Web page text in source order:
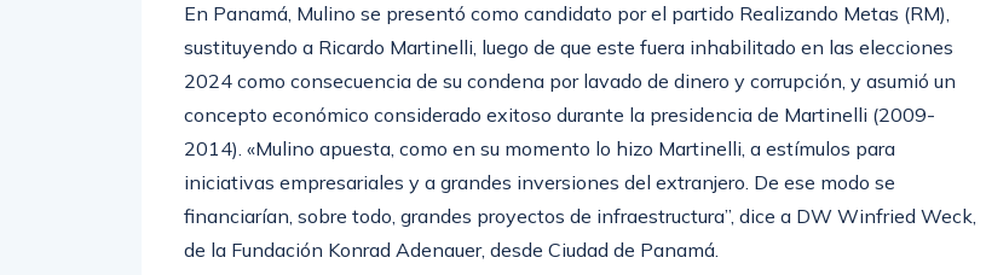
En Panamá, Mulino se presentó como candidato por el partido Realizando Metas (RM),
sustituyendo a Ricardo Martinelli, luego de que este fuera inhabilitado en las elecciones
2024 como consecuencia de su condena por lavado de dinero y corrupción, y asumió un
concepto económico considerado exitoso durante la presidencia de Martinelli (2009-
2014). «Mulino apuesta, como en su momento lo hizo Martinelli, a estímulos para
iniciativas empresariales y a grandes inversiones del extranjero. De ese modo se
financiarían, sobre todo, grandes proyectos de infraestructura”, dice a DW Winfried Weck,
de la Fundación Konrad Adenauer, desde Ciudad de Panamá.